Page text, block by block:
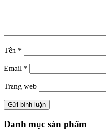
Tên *
Email *
Trang web
Danh mục sản phẩm